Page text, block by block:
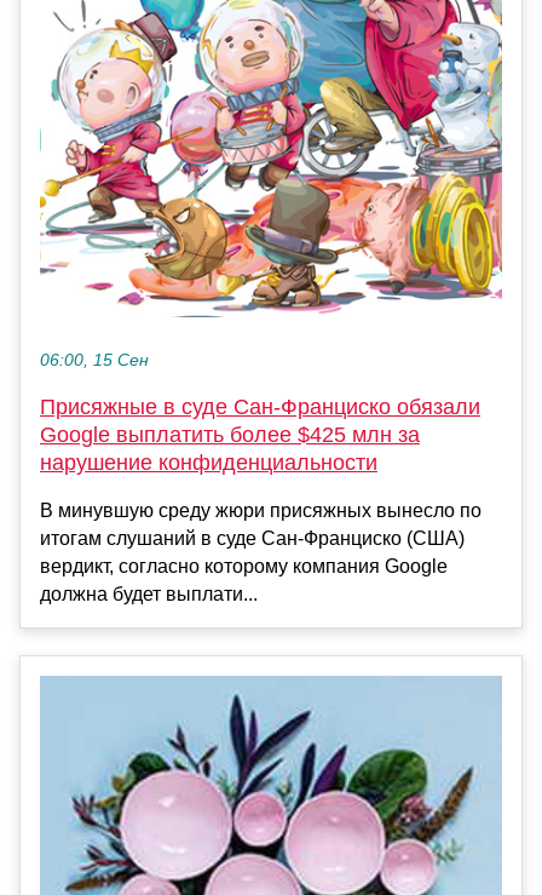
06:00, 15 Сен
Присяжные в суде Сан-Франциско обязали
Google выплатить более $425 млн за
нарушение конфиденциальности
В минувшую среду жюри присяжных вынесло по
итогам слушаний в суде Сан-Франциско (США)
вердикт, согласно которому компания Google
должна будет выплати...